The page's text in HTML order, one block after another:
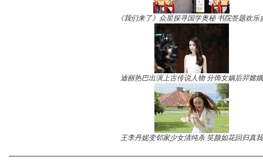
《我们来了》众星探寻国学奥秘 书院答题欢乐
迪丽热巴出演上古传说人物 分饰女娲后羿嫦娥
王李丹妮变邻家少女清纯杀 笑颜如花回归真我